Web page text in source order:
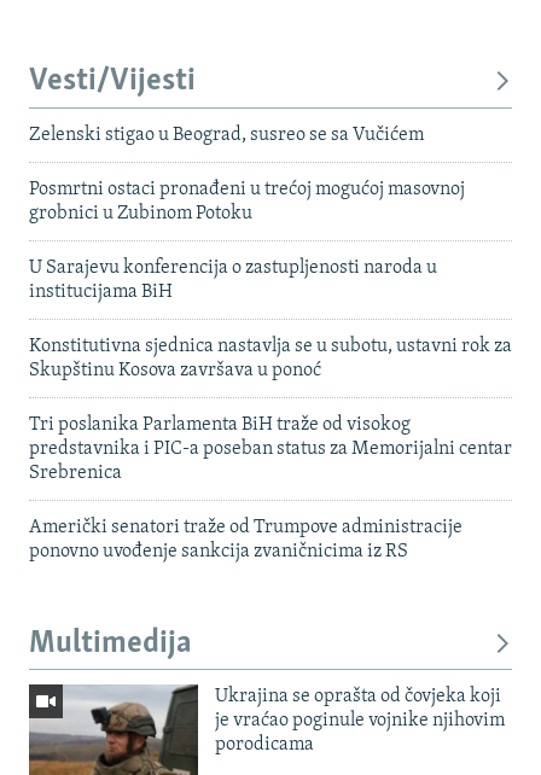
Vesti/Vijesti
Zelenski stigao u Beograd, susreo se sa Vučićem
Posmrtni ostaci pronađeni u trećoj mogućoj masovnoj
grobnici u Zubinom Potoku
U Sarajevu konferencija o zastupljenosti naroda u
institucijama BiH
Konstitutivna sjednica nastavlja se u subotu, ustavni rok za
Skupštinu Kosova završava u ponoć
Tri poslanika Parlamenta BiH traže od visokog
predstavnika i PIC-a poseban status za Memorijalni centar
Srebrenica
Američki senatori traže od Trumpove administracije
ponovno uvođenje sankcija zvaničnicima iz RS
Multimedija
Ukrajina se oprašta od čovjeka koji
je vraćao poginule vojnike njihovim
porodicama